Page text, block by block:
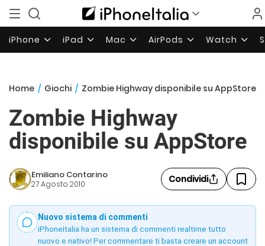
iPhone iPad Mac AirPods Watch
Home / Giochi / Zombie Highway disponibile su AppStore
Zombie Highway
disponibile su AppStore
Emiliano Contarino
27 Agosto 2010 Condividi
Nuovo sistema di commenti
iPhoneItalia ha un sistema di commenti realtime tutto
nuovo e nativo! Per commentare ti basta creare un account